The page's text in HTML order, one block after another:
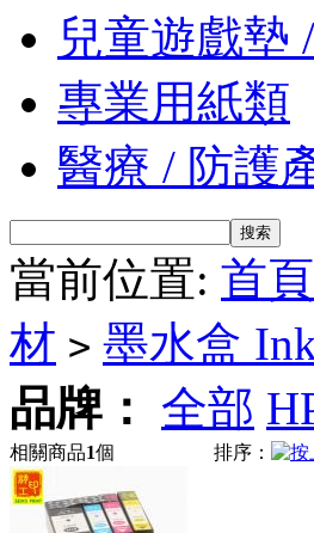
兒童遊戲墊
專業用紙類
醫療 / 防護
當前位置: 首頁
材 > 墨水盒
品牌：
全部
相關商品1個 排序：